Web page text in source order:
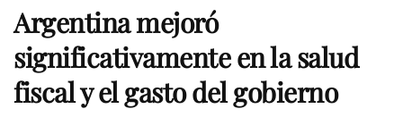
Argentina mejoró
significativamente en la salud
fiscal y el gasto del gobierno